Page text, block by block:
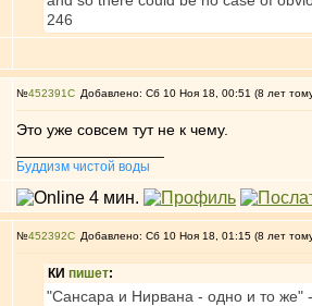
246
№452391 Добавлено: Сб 10 Ноя 18, 00:51 (8 лет
Это уже совсем тут не к чему.
Буддизм чистой воды
№452392 Добавлено: Сб 10 Ноя 18, 01:15 (8 лет
КИ пишет:
"Сансара и Нирвана - одно и то же"